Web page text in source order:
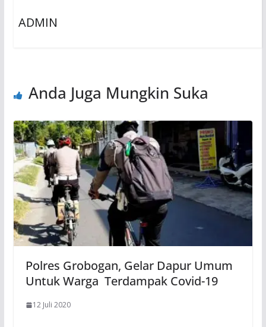
ADMIN
Anda Juga Mungkin Suka
Polres Grobogan, Gelar Dapur Umum
Untuk Warga Terdampak Covid-19
12 Juli 2020